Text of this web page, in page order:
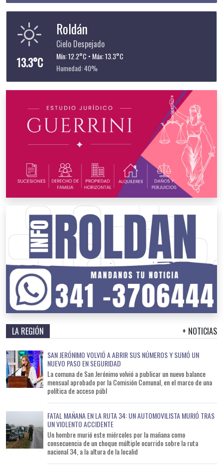
13.3°C
Roldán
Cielo Despejado
Mín: 12.2°C • Máx: 13.3°C
Humedad: 40%
LA REGIÓN + NOTICIAS
SAN JERÓNIMO VOLVIÓ A ABRIR SUS NÚMEROS Y SUMÓ UN
NUEVO PASO EN SEGURIDAD
La comuna de San Jerónimo volvió a publicar un nuevo balance
mensual aprobado por la Comisión Comunal, en el marco de una
política de acceso públ
FATAL MAÑANA EN LA RUTA 34: UN AUTOMOVILISTA MURIÓ TRAS
UN VIOLENTO ACCIDENTE
Un hombre murió este miércoles por la mañana como
consecuencia de un choque múltiple ocurrido sobre la ruta
nacional 34, a la altura de la localid